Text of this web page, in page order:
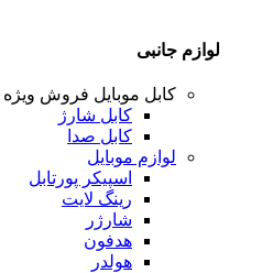
لوازم جانبی
کابل موبایل فروش ویژه
کابل شارژ
کابل صدا
لوازم موبایل
اسپیکر پورتابل
رینگ لایت
شارژر
هدفون
هولدر